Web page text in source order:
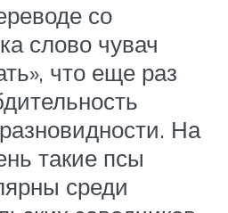
со
слово чувач
что еще раз
На
такие псы
среди